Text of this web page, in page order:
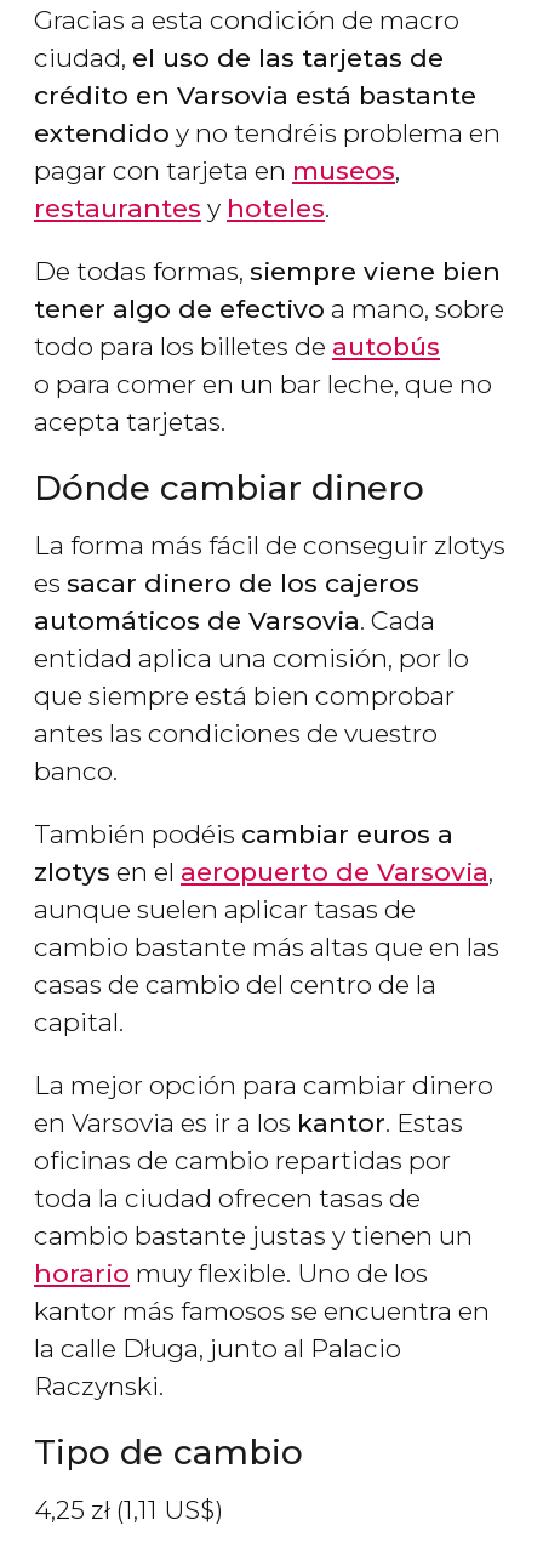
Gracias a esta condición de macro
ciudad, el uso de las tarjetas de
crédito en Varsovia está bastante
extendido y no tendréis problema en
pagar con tarjeta en museos,
restaurantes y hoteles.
De todas formas, siempre viene bien
tener algo de efectivo a mano, sobre
todo para los billetes de autobús
o para comer en un bar leche, que no
acepta tarjetas.
Dónde cambiar dinero
La forma más fácil de conseguir zlotys
es sacar dinero de los cajeros
automáticos de Varsovia. Cada
entidad aplica una comisión, por lo
que siempre está bien comprobar
antes las condiciones de vuestro
banco.
También podéis cambiar euros a
zlotys en el aeropuerto de Varsovia,
aunque suelen aplicar tasas de
cambio bastante más altas que en las
casas de cambio del centro de la
capital.
La mejor opción para cambiar dinero
en Varsovia es ir a los kantor. Estas
oficinas de cambio repartidas por
toda la ciudad ofrecen tasas de
cambio bastante justas y tienen un
horario muy flexible. Uno de los
kantor más famosos se encuentra en
la calle Długa, junto al Palacio
Raczynski.
Tipo de cambio
4,25 zł (1,11 US$)